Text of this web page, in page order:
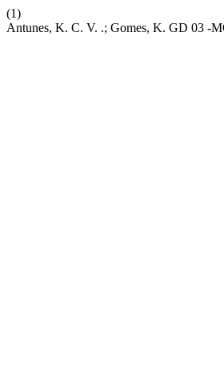
(1)
Antunes, K. C. V. .; Gomes, K. GD 03